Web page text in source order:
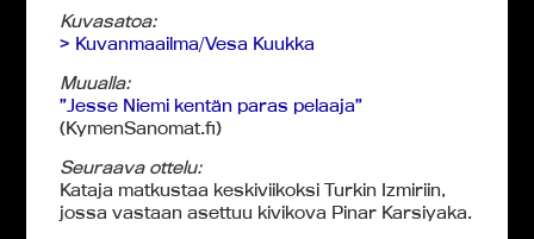
Kuvasatoa:
> Kuvanmaailma/Vesa Kuukka
Muualla:
”Jesse Niemi kentän paras pelaaja”
(KymenSanomat.fi)
Seuraava ottelu:
Kataja matkustaa keskiviikoksi Turkin Izmiriin,
jossa vastaan asettuu kivikova Pinar Karsiyaka.